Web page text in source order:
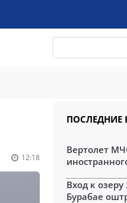
12:18
ПОСЛЕДНИЕ
Вертолет
Вход к озеру
Бурабае